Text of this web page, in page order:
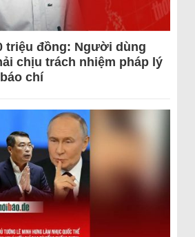
triệu đồng: Người dùng
chịu trách nhiệm pháp lý
chí